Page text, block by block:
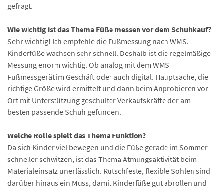
gefragt.
Wie wichtig ist das Thema Füße messen vor dem Schuhkauf?
Sehr wichtig! Ich empfehle die Fußmessung nach WMS.
Kinderfüße wachsen sehr schnell. Deshalb ist die regelmäßige
Messung enorm wichtig. Ob analog mit dem WMS
Fußmessgerät im Geschäft oder auch digital. Hauptsache, die
richtige Größe wird ermittelt und dann beim Anprobieren vor
Ort mit Unterstützung geschulter Verkaufskräfte der am
besten passende Schuh gefunden.
Welche Rolle spielt das Thema Funktion?
Da sich Kinder viel bewegen und die Füße gerade im Sommer
schneller schwitzen, ist das Thema Atmungsaktivität beim
Materialeinsatz unerlässlich. Rutschfeste, flexible Sohlen sind
darüber hinaus ein Muss, damit Kinderfüße gut abrollen und